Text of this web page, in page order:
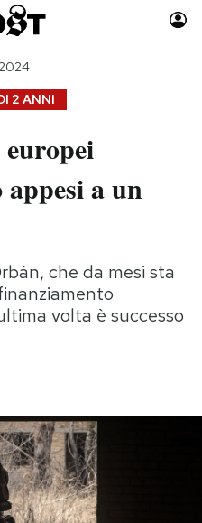
Auto
Moda
Consumismi
Media
2 ANNI
a un
che da mesi sta
volta è successo